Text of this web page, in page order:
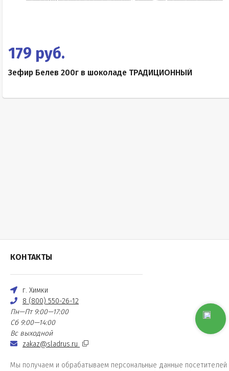
179 руб.
Зефир Белев 200г в шоколаде ТРАДИЦИОННЫЙ
КОНТАКТЫ
г. Химки
8 (800) 550-26-12
Пн—Пт 9:00—17:00
Сб 9:00—14:00
Вс выходной
zakaz@sladrus.ru
Мы получаем и обрабатываем персональные данные посетителей